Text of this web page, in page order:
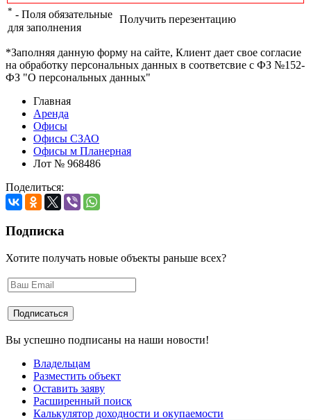
* - Поля обязательные
для заполнения
Получить перезентацию
*Заполняя данную форму на сайте, Клиент дает свое согласие
на обработку персональных данных в соответсвие с ФЗ №152-
ФЗ "О персональных данных"
Главная
Аренда
Офисы
Офисы СЗАО
Офисы м Планерная
Лот № 968486
Поделиться:
Подписка
Хотите получать новые объекты раньше всех?
Вы успешно подписаны на наши новости!
Владельцам
Разместить объект
Оставить заяву
Расширенный поиск
Калькулятор доходности и окупаемости